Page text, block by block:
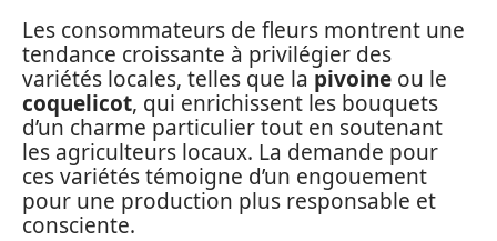
Les consommateurs de fleurs montrent une
tendance croissante à privilégier des
variétés locales, telles que la pivoine ou le
coquelicot, qui enrichissent les bouquets
d’un charme particulier tout en soutenant
les agriculteurs locaux. La demande pour
ces variétés témoigne d’un engouement
pour une production plus responsable et
consciente.